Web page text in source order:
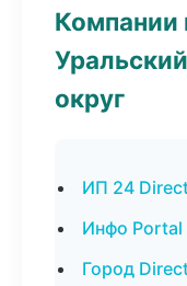
Компании
округ
ИП 24
Инфо
Город